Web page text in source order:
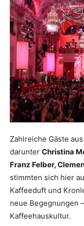
Zahlreiche Gäste
darunter Christina
Franz Felber,
stimmten sich hier
Kaffeeduft und
neue Begegnungen
Kaffeehauskultur.